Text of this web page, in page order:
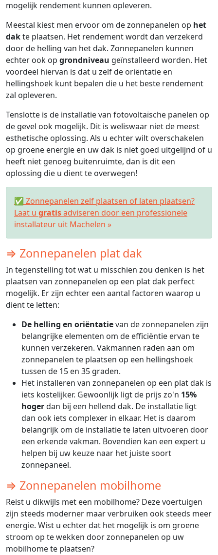
mogelijk rendement kunnen opleveren.
Meestal kiest men ervoor om de zonnepanelen op het
dakte plaatsen. Het rendement wordt dan verzekerd
door de helling van het dak. Zonnepanelen kunnen
echter ook op grondniveau geïnstalleerd worden. Het
voordeel hiervan is dat u zelf de oriëntatie en
hellingshoek kunt bepalen die u het beste rendement
zal opleveren.
Tenslotte is de installatie van fotovoltaïsche panelen op
de gevel ook mogelijk. Dit is weliswaar niet de meest
esthetische oplossing. Als u echter wilt overschakelen
op groene energie en uw dak is niet goed uitgelijnd of u
heeft niet genoeg buitenruimte, dan is dit een
oplossing die u dient te overwegen!
✅ Zonnepanelen zelf plaatsen of laten plaatsen?
Laat u gratisadviseren door een professionele
installateur uit Machelen »
⇒ Zonnepanelen plat dak
In tegenstelling tot wat u misschien zou denken is het
plaatsen van zonnepanelen op een plat dak perfect
mogelijk. Er zijn echter een aantal factoren waarop u
dient te letten:
De helling en oriëntatievan de zonnepanelen zijn
belangrijke elementen om de efficiëntie ervan te
kunnen verzekeren. Vakmannen raden aan om
zonnepanelen te plaatsen op een hellingshoek
tussen de 15 en 35 graden.
Het installeren van zonnepanelen op een plat dak is
iets kostelijker. Gewoonlijk ligt de prijs zo'n 15%
hogerdan bij een hellend dak. De installatie ligt
dan ook iets complexer in elkaar. Het is daarom
belangrijk om de installatie te laten uitvoeren door
een erkende vakman. Bovendien kan een expert u
helpen bij uw keuze naar het juiste soort
zonnepaneel.
⇒ Zonnepanelen mobilhome
Reist u dikwijls met een mobilhome? Deze voertuigen
zijn steeds moderner maar verbruiken ook steeds meer
energie. Wist u echter dat het mogelijk is om groene
stroom op te wekken door zonnepanelen op uw
mobilhome te plaatsen?